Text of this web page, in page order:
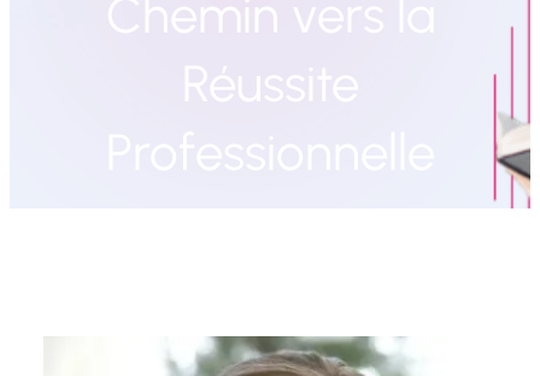
Chemin vers la
Réussite